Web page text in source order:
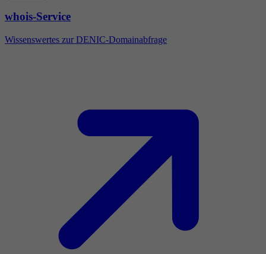
whois-Service
Wissenswertes zur DENIC-Domainabfrage